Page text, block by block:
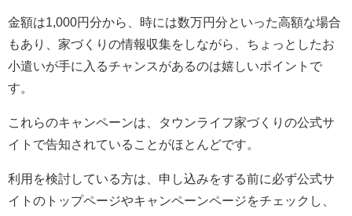
金額は1,000円分から、時には数万円分といった高額な場合
もあり、家づくりの情報収集をしながら、ちょっとしたお
小遣いが手に入るチャンスがあるのは嬉しいポイントで
す。
これらのキャンペーンは、タウンライフ家づくりの公式サ
イトで告知されていることがほとんどです。
利用を検討している方は、申し込みをする前に必ず公式サ
イトのトップページやキャンペーンページをチェックし、